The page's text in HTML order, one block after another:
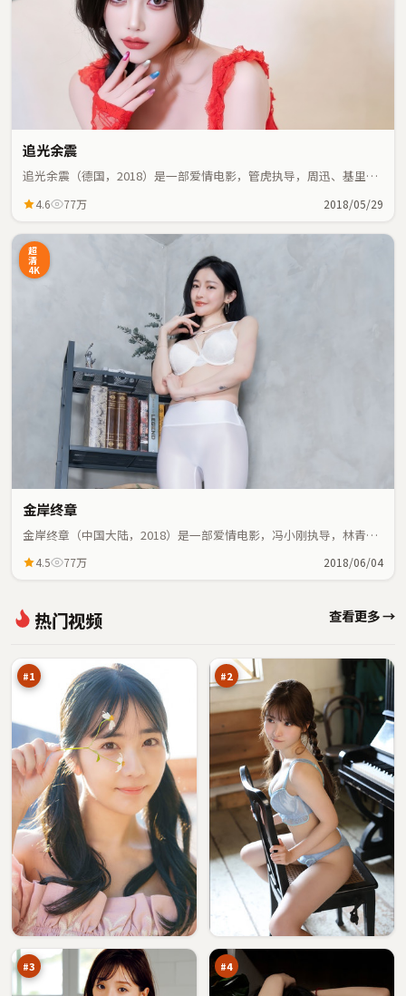
追光余震
追光余震（德国，2018）是一部爱情电影，管虎执导，周迅、基里安
4.6 77万 2018/05/29
超
清
4K
金岸终章
金岸终章（中国大陆，2018）是一部爱情电影，冯小刚执导，林青
4.5 77万 2018/06/04
热门视频 查看更多 →
#1
焰
审 98
#2
局
#3
蓝
海
审
判
96
万
#4
号
塔
万